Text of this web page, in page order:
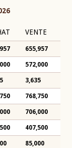
VENTE
655,957
572,000
3,635
768,750
706,000
407,500
85,000